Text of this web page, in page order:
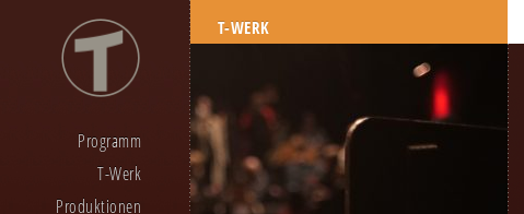
Programm
T-Werk
Produktionen
T-WERK